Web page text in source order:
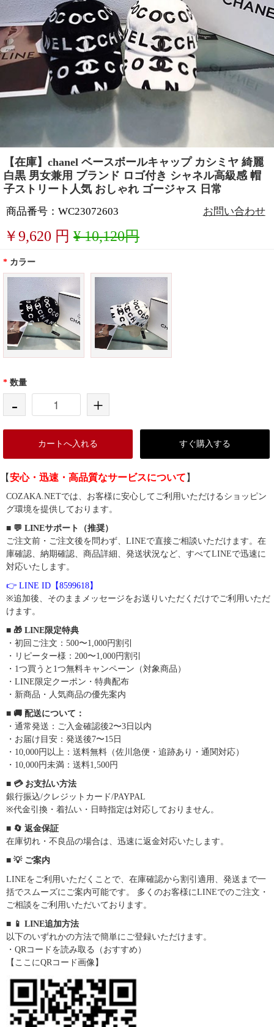
【在庫】chanel ベースボールキャップ カシミヤ 綺麗
白黒 男女兼用 ブランド ロゴ付き シャネル高級感 帽
子ストリート人気 おしゃれ ゴージャス 日常
商品番号：WC23072603 お問い合わせ
￥9,620 円 ¥ 10,120円
* カラー
* 数量
- +
カートへ入れる すぐ購入する
【安心・迅速・高品質なサービスについて 】
COZAKA.NETでは、お客様に安心してご利用いただけるショッピン
グ環境を提供しております。
■ 💬 LINEサポート（推奨）
ご注文前・ご注文後を問わず、LINEで直接ご相談いただけます。在
庫確認、納期確認、商品詳細、発送状況など、すべてLINEで迅速に
対応いたします。
👉 LINE ID【8599618】
※追加後、そのままメッセージをお送りいただくだけでご利用いただ
けます。
■ 🎁 LINE限定特典
・初回ご注文：500〜1,000円割引
・リピーター様：200〜1,000円割引
・1つ買うと1つ無料キャンペーン（対象商品）
・LINE限定クーポン・特典配布
・新商品・人気商品の優先案内
■ 🚚 配送について：
・通常発送：ご入金確認後2〜3日以内
・お届け目安：発送後7〜15日
・10,000円以上：送料無料（佐川急便・追跡あり・通関対応）
・10,000円未満：送料1,500円
■ 💳 お支払い方法
銀行振込/クレジットカード/PAYPAL
※代金引換・着払い・日時指定は対応しておりません。
■ 🔄 返金保証
在庫切れ・不良品の場合は、迅速に返金対応いたします。
■ 💡 ご案内
LINEをご利用いただくことで、在庫確認から割引適用、発送まで一
括でスムーズにご案内可能です。 多くのお客様にLINEでのご注文・
ご相談をご利用いただいております。
■ 📱 LINE追加方法
以下のいずれかの方法で簡単にご登録いただけます。
・QRコードを読み取る（おすすめ）
【ここにQRコード画像】